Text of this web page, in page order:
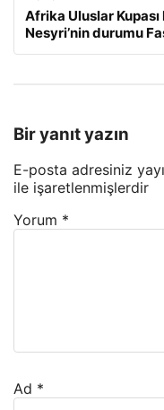
Afrika Uluslar Kupası
Nesyri’nin durumu
Bir yanıt yazın
E-posta adresiniz
ile işaretlenmişlerdir
Yorum *
Ad *